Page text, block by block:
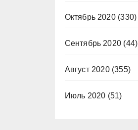
Октябрь 2020(330)
Сентябрь 2020 (44)
Август 2020(355)
Июль 2020 (51)